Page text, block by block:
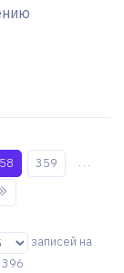
359
...
записей на
396